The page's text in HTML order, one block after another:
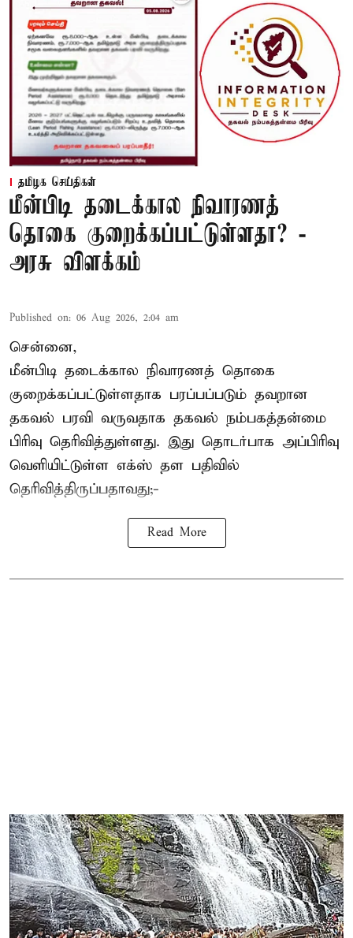
தமிழக செய்திகள்
மீன்பிடி தடைக்கால நிவாரணத்
தொகை குறைக்கப்பட்டுள்ளதா? -
அரசு விளக்கம்
Published on: 06 Aug 2026, 2:04 am
சென்னை,
மீன்பிடி தடைக்கால நிவாரணத் தொகை
குறைக்கப்பட்டுள்ளதாக பரப்பப்படும் தவறான
தகவல் பரவி வருவதாக தகவல் நம்பகத்தன்மை
பிரிவு தெரிவித்துள்ளது. இது தொடர்பாக அப்பிரிவு
வெளியிட்டுள்ள எக்ஸ் தள பதிவில்
தெரிவித்திருப்பதாவது;-
Read More